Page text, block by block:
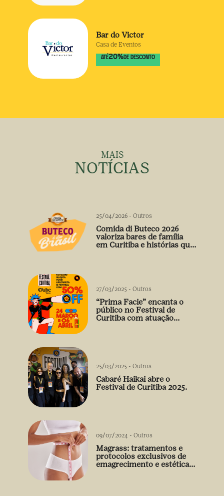
Bar do Victor
Casa de Eventos
ATÉ20% DE DESCONTO
MAIS
NOTÍCIAS
25/04/2026 - Outros
Comida di Buteco 2026
valoriza bares de família
em Curitiba e histórias que
27/03/2025 - Outros
“Prima Facie” encanta o
público no Festival de
Curitiba com atuação
25/03/2025 - Outros
Cabaré Haikai abre o
Festival de Curitiba 2025.
09/07/2024 - Outros
Magrass: tratamentos e
protocolos exclusivos de
emagrecimento e estética